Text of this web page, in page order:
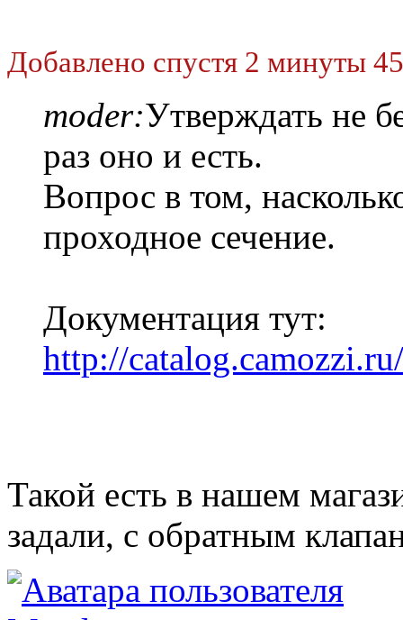
Добавлено спустя 2 минуты
moder:Утверждать не
раз оно и есть.
Вопрос в том,
проходное сечение.
Документация тут:
http://
Такой есть в нашем
задали, с обратным